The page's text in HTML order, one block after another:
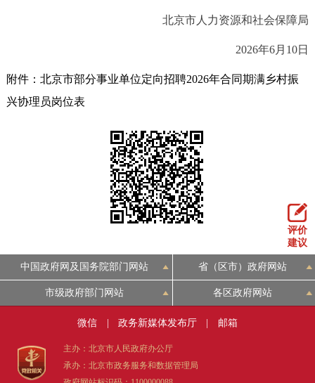
北京市人力资源和社会保障局
2026年6月10日
附件：北京市部分事业单位定向招聘2026年合同期满乡村振
兴协理员岗位表
评价
建议
中国政府网及国务院部门网站 省（区市）政府网站
市级政府部门网站 各区政府网站
微信 政务新媒体发布厅 邮箱
主办：北京市人民政府办公厅
承办：北京市政务服务和数据管理局